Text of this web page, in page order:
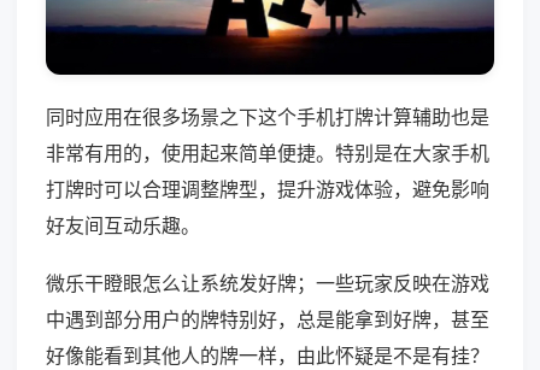
同时应用在很多场景之下这个手机打牌计算辅助也是
非常有用的，使用起来简单便捷。特别是在大家手机
打牌时可以合理调整牌型，提升游戏体验，避免影响
好友间互动乐趣。
微乐干瞪眼怎么让系统发好牌；一些玩家反映在游戏
中遇到部分用户的牌特别好，总是能拿到好牌，甚至
好像能看到其他人的牌一样，由此怀疑是不是有挂？